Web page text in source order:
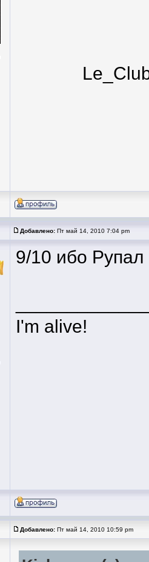
Добавлено: Пт май 14, 2010 7:04 pm
9/10 ибо Рупал
I'm alive!
Добавлено: Пт май 14, 2010 10:59 pm